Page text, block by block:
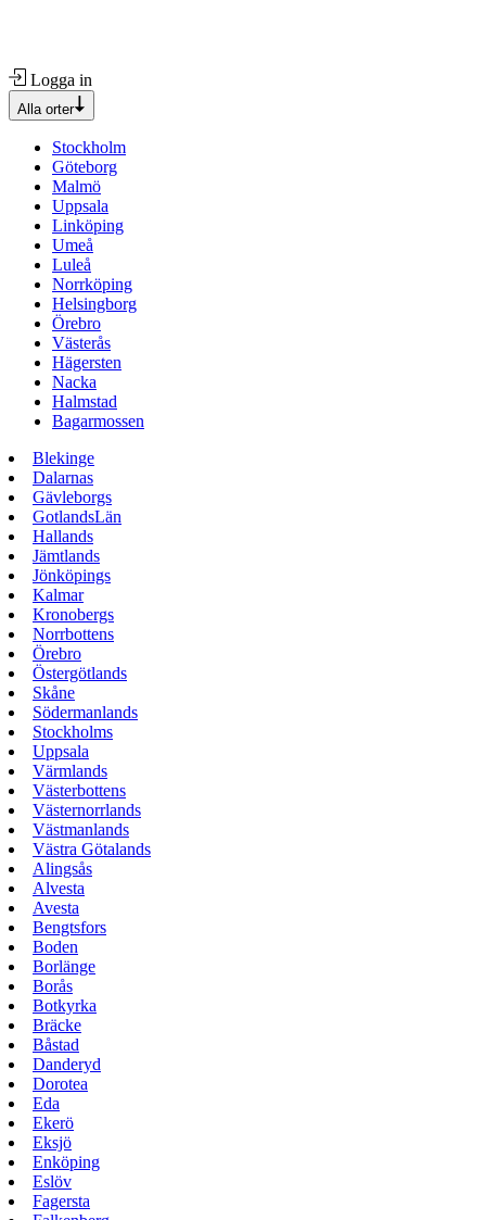
Logga in
Alla orter
Stockholm
Göteborg
Malmö
Uppsala
Linköping
Umeå
Luleå
Norrköping
Helsingborg
Örebro
Västerås
Hägersten
Nacka
Halmstad
Bagarmossen
Blekinge
Dalarnas
Gävleborgs
GotlandsLän
Hallands
Jämtlands
Jönköpings
Kalmar
Kronobergs
Norrbottens
Örebro
Östergötlands
Skåne
Södermanlands
Stockholms
Uppsala
Värmlands
Västerbottens
Västernorrlands
Västmanlands
Västra Götalands
Alingsås
Alvesta
Avesta
Bengtsfors
Boden
Borlänge
Borås
Botkyrka
Bräcke
Båstad
Danderyd
Dorotea
Eda
Ekerö
Eksjö
Enköping
Eslöv
Fagersta